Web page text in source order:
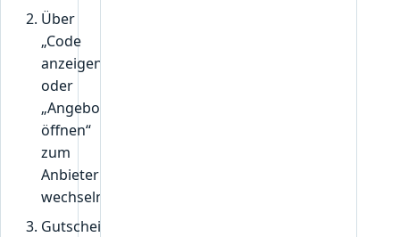
Über
„Code
anzeigen“
oder
„Angebot
öffnen“
zum
Anbieter
wechseln.
Gutscheincode,